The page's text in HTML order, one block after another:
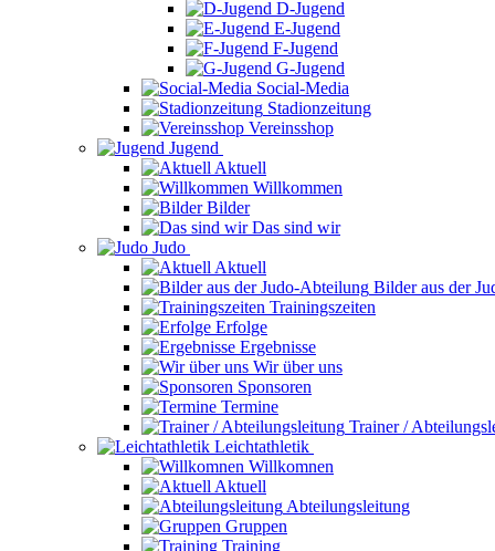
D-Jugend
E-Jugend
F-Jugend
G-Jugend
Social-Media
Stadionzeitung
Vereinsshop
Jugend
Aktuell
Willkommen
Bilder
Das sind wir
Judo
Aktuell
Bilder aus der
Trainingszeiten
Erfolge
Ergebnisse
Wir über uns
Sponsoren
Termine
Trainer /
Leichtathletik
Willkomnen
Aktuell
Abteilungsleitung
Gruppen
Training